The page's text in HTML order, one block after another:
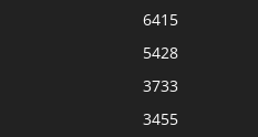
6415
5428
3733
3455